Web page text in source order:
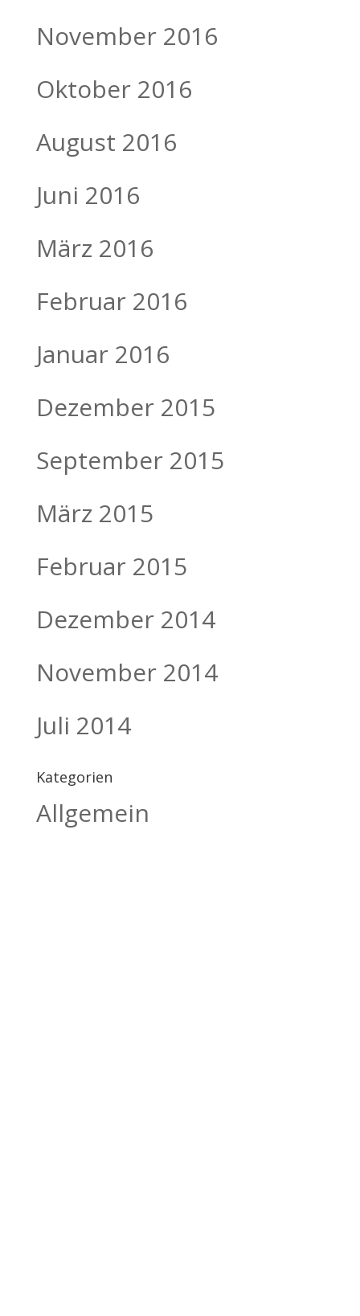
November 2016
Oktober 2016
August 2016
Juni 2016
März 2016
Februar 2016
Januar 2016
Dezember 2015
September 2015
März 2015
Februar 2015
Dezember 2014
November 2014
Juli 2014
Kategorien
Allgemein